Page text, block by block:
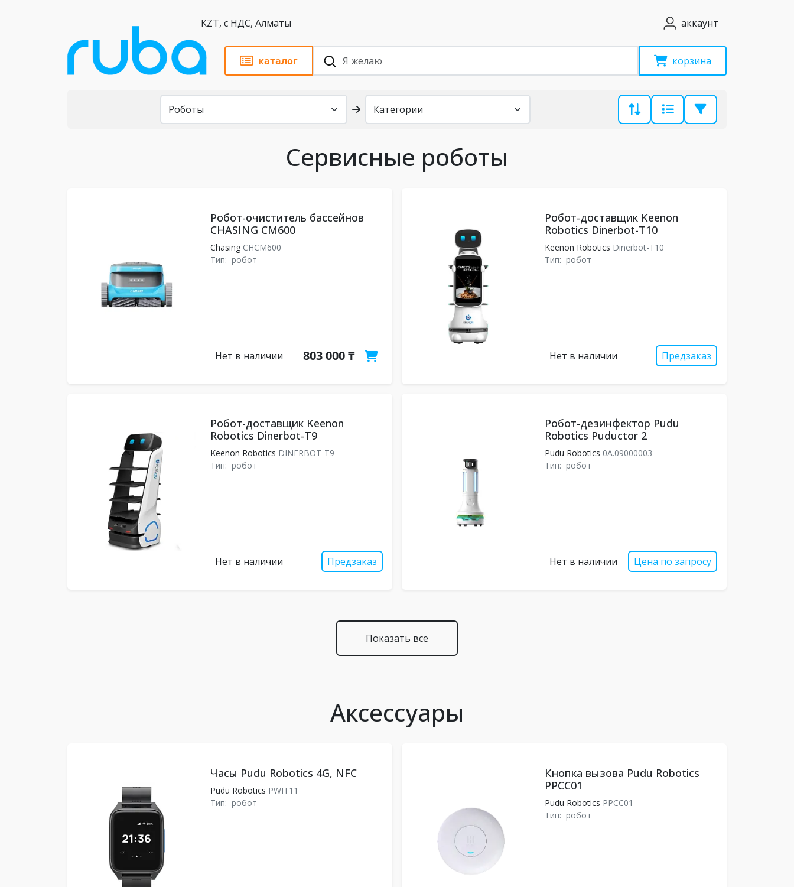
KZT, с НДС, Алматы аккаунт
каталог корзина
Сервисные роботы
Робот-очиститель бассейнов
CHASING CM600
ChasingCHCM600
Тип: робот
Нет в наличии 803 000 ₸
Робот-доставщик Keenon
Robotics Dinerbot-T10
Keenon Robotics Dinerbot-T10
Тип: робот
Нет в наличии Предзаказ
Робот-доставщик Keenon
Robotics Dinerbot-T9
Keenon Robotics DINERBOT-T9
Тип: робот
Нет в наличии Предзаказ
Робот-дезинфектор Pudu
Robotics Puductor 2
Pudu Robotics 0A.09000003
Тип: робот
Нет в наличии Цена по запросу
Показать все
Аксессуары
Часы Pudu Robotics 4G, NFC
Pudu Robotics PWIT11
Тип: робот
Кнопка вызова Pudu Robotics
PPCC01
Pudu Robotics PPCC01
Тип: робот